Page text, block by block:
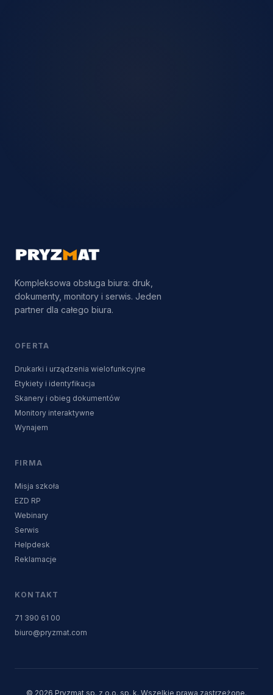
Kompleksowa obsługa biura: druk,
dokumenty, monitory i serwis. Jeden
partner dla całego biura.
OFERTA
Drukarki i urządzenia wielofunkcyjne
Etykiety i identyfikacja
Skanery i obieg dokumentów
Monitory interaktywne
Wynajem
FIRMA
Misja szkoła
EZD RP
Webinary
Serwis
Helpdesk
Reklamacje
KONTAKT
71 390 61 00
biuro@pryzmat.com
© 2026 Pryzmat sp. z o.o. sp. k. Wszelkie prawa zastrzeżone.